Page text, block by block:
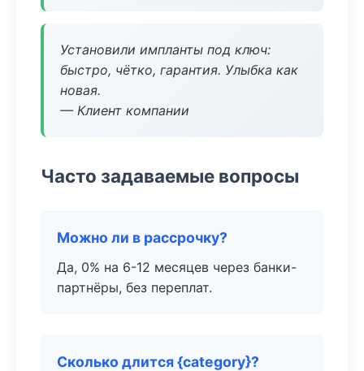
Установили импланты под ключ:
быстро, чётко, гарантия. Улыбка как
новая.
— Клиент компании
Часто задаваемые вопросы
Можно ли в рассрочку?
Да, 0% на 6-12 месяцев через банки-
партнёры, без переплат.
Сколько длится {category}?